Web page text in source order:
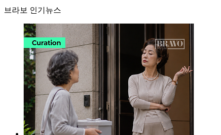
브라보 인기뉴스